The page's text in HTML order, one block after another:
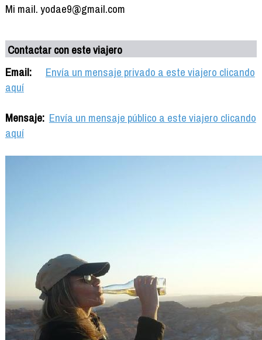
Mi mail. yodae9@gmail.com
Contactar con este viajero
Email:
Envía un mensaje privado a este viajero clicando
aquí
Mensaje: Envía un mensaje público a este viajero clicando
aquí